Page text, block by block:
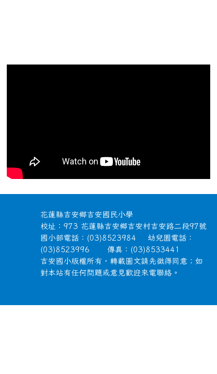
頁尾區域內容
花蓮縣吉安鄉吉安國民小學
校址：973 花蓮縣吉安鄉吉安村吉安路二段97號
國小部電話：(03)8523984 幼兒園電話：
(03)8523996 傳真：(03)8533441
吉安國小版權所有，轉載圖文請先徵得同意；如
對本站有任何問題或意見歡迎來電聯絡。